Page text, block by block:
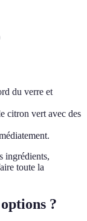
du verre et
citron vert avec des
ingrédients,
toute la
?